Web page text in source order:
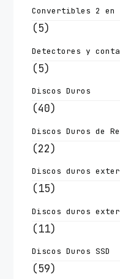
Convertibles 2 en
(5)
Detectores y
(5)
Discos Duros
(40)
Discos Duros de
(22)
Discos duros
(15)
Discos duros
(11)
Discos Duros SSD
(59)